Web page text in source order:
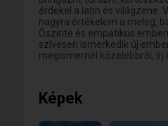
érdekel a latin és világzene.
nagyra értékelem a meleg,
Őszinte és empatikus
szívesen ismerkedik új
megismernél közelebbről, írj
Képek